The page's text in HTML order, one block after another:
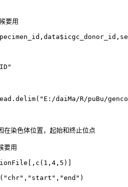
要用
daiMa/R/puBu/
染色体位置，起始和终止位点
要用